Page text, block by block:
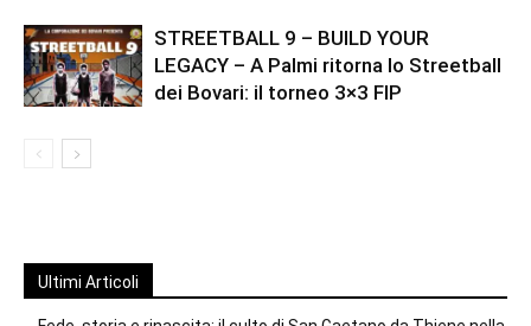
STREETBALL 9 – BUILD YOUR
LEGACY – A Palmi ritorna lo Streetball
dei Bovari: il torneo 3×3 FIP
Ultimi Articoli